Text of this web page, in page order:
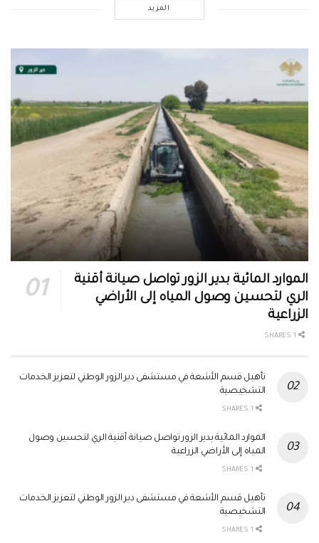
المزيد
الموارد المائية بدير الزور تواصل صيانة أقنية
الري لتحسين وصول المياه إلى الأراضي
الزراعية
تأهيل قسم الأشعة في مستشفى دير الزور الوطني لتعزيز الخدمات
التشخيصية
الموارد المائية بدير الزور تواصل صيانة أقنية الري لتحسين وصول
المياه إلى الأراضي الزراعية
تأهيل قسم الأشعة في مستشفى دير الزور الوطني لتعزيز الخدمات
التشخيصية